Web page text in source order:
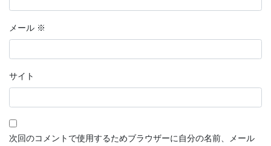
メール ※
サイト
次回のコメントで使用するためブラウザーに自分の名前、メール